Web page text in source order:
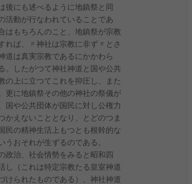
後にも述べるように地鎮祭と同
活動が行なわれていることであ
はもちろんのこと、地鎮祭が宗教
れば、〃神社は宗教に非ず〃とさ
道は真実宗教であるにかかわら
。したがつて神社神道と国や公共
の上に立つてこれを抑圧し、また
更に地鎮祭その他の神社の祭儀が
国や公共団体が国民に対し公権力
かえないこととなり、とどのつま
民の精神生活上もつとも根幹的な
おそれが生ずるのである。
政治、社会情勢をみると昭和四
し（これは特定宗教たる皇室神道
けられたものである）、神社神道